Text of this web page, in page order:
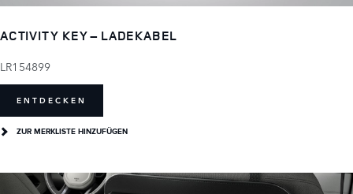
ACTIVITY KEY – LADEKABEL
LR154899
ENTDECKEN
ZUR MERKLISTE HINZUFÜGEN